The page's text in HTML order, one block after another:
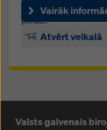
betona virsmas
piedā...
Vairāk
Atvērt veikalā
Valsts galvenais